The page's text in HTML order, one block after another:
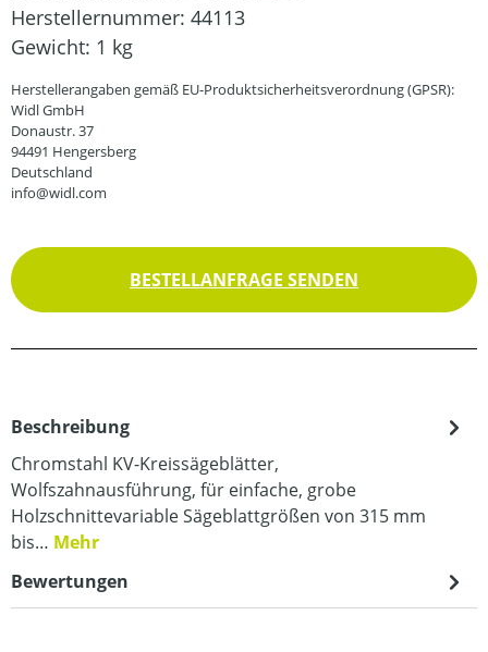
Herstellernummer: 44113
Gewicht: 1 kg
Herstellerangaben gemäß EU-Produktsicherheitsverordnung (GPSR):
Widl GmbH
Donaustr. 37
94491 Hengersberg
Deutschland
info@widl.com
BESTELLANFRAGE SENDEN
Beschreibung
Chromstahl KV-Kreissägeblätter,
Wolfszahnausführung, für einfache, grobe
Holzschnittevariable Sägeblattgrößen von 315 mm
bis… Mehr
Bewertungen